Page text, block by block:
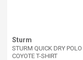
Sturm
STURM QUICK DRY POLO
COYOTE T-SHIRT